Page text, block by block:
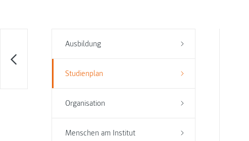
Ausbildung
Studienplan
Organisation
Menschen am Institut